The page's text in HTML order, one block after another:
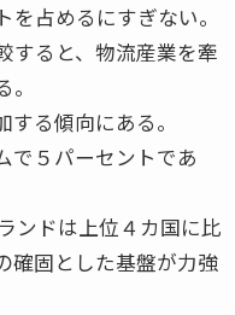
占めるにすぎない。
すると、物流産業を牽
る傾向にある。
で５パーセントであ
ドは上位４カ国に比
確固とした基盤が力強